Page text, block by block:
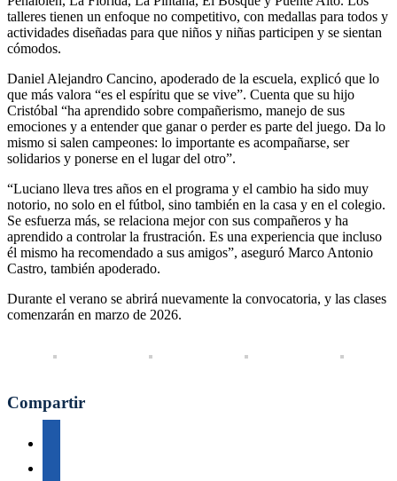
talleres tienen un enfoque no competitivo, con medallas para todos y
actividades diseñadas para que niños y niñas participen y se sientan
cómodos.
Daniel Alejandro Cancino, apoderado de la escuela, explicó que lo
que más valora “es el espíritu que se vive”. Cuenta que su hijo
Cristóbal “ha aprendido sobre compañerismo, manejo de sus
emociones y a entender que ganar o perder es parte del juego. Da lo
mismo si salen campeones: lo importante es acompañarse, ser
solidarios y ponerse en el lugar del otro”.
“Luciano lleva tres años en el programa y el cambio ha sido muy
notorio, no solo en el fútbol, sino también en la casa y en el colegio.
Se esfuerza más, se relaciona mejor con sus compañeros y ha
aprendido a controlar la frustración. Es una experiencia que incluso
él mismo ha recomendado a sus amigos”, aseguró Marco Antonio
Castro, también apoderado.
Durante el verano se abrirá nuevamente la convocatoria, y las clases
comenzarán en marzo de 2026.
Compartir